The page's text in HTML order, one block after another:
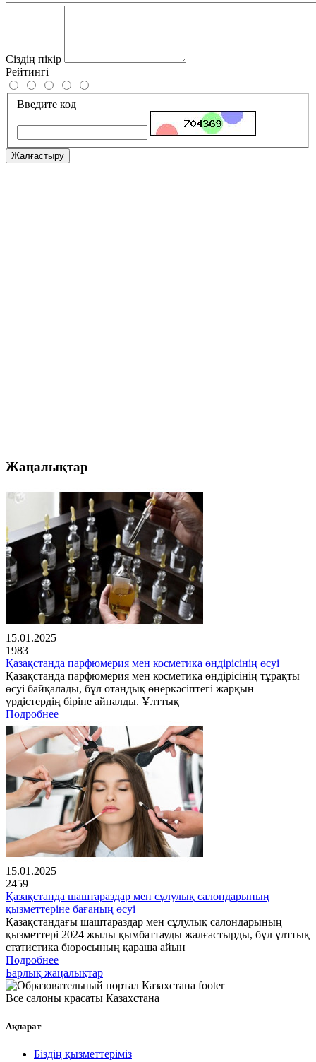
Сіздің пікір
Рейтингі
Введите код
Жалғастыру
Жаңалықтар
15.01.2025
1983
Қазақстанда парфюмерия мен косметика өндірісінің өсуі
Қазақстанда парфюмерия мен косметика өндірісінің тұрақты
өсуі байқалады, бұл отандық өнеркәсіптегі жарқын
үрдістердің біріне айналды. Ұлттық
Подробнее
15.01.2025
2459
Қазақстанда шаштараздар мен сұлулық салондарының
қызметтеріне бағаның өсуі
Қазақстандағы шаштараздар мен сұлулық салондарының
қызметтері 2024 жылы қымбаттауды жалғастырды, бұл ұлттық
статистика бюросының қараша айын
Подробнее
Барлық жаңалықтар
Все салоны красаты Казахстана
Ақпарат
Біздің қызметтеріміз